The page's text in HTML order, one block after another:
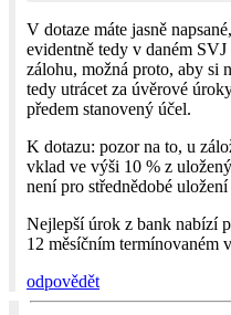
V dotaze máte jasně
evidentně tedy v daném
zálohu, možná proto, aby si
tedy utrácet za úvěrové
předem stanovený účel.
K dotazu: pozor na to, u
vklad ve výši 10 % z
není pro střednědobé
Nejlepší úrok z bank nabízí
12 měsíčním termínovaném
odpovědět